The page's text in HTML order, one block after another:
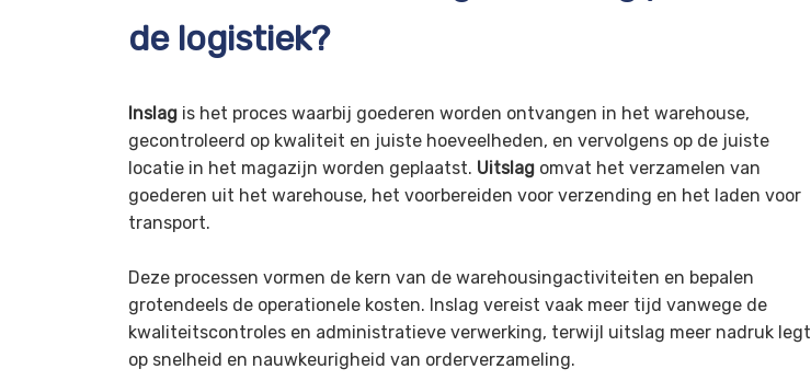
de logistiek?
Inslag is het proces waarbij goederen worden ontvangen in het warehouse,
gecontroleerd op kwaliteit en juiste hoeveelheden, en vervolgens op de juiste
locatie in het magazijn worden geplaatst. Uitslag omvat het verzamelen van
goederen uit het warehouse, het voorbereiden voor verzending en het laden voor
transport.
Deze processen vormen de kern van de warehousingactiviteiten en bepalen
grotendeels de operationele kosten. Inslag vereist vaak meer tijd vanwege de
kwaliteitscontroles en administratieve verwerking, terwijl uitslag meer nadruk legt
op snelheid en nauwkeurigheid van orderverzameling.